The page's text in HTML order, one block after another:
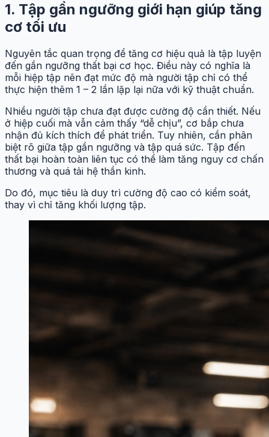
1. Tập gần ngưỡng giới hạn giúp tăng
cơ tối ưu
Nguyên tắc quan trọng để tăng cơ hiệu quả là tập luyện
đến gần ngưỡng thất bại cơ học. Điều này có nghĩa là
mỗi hiệp tập nên đạt mức độ mà người tập chỉ có thể
thực hiện thêm 1 – 2 lần lặp lại nữa với kỹ thuật chuẩn.
Nhiều người tập chưa đạt được cường độ cần thiết. Nếu
ở hiệp cuối mà vẫn cảm thấy “dễ chịu”, cơ bắp chưa
nhận đủ kích thích để phát triển. Tuy nhiên, cần phân
biệt rõ giữa tập gần ngưỡng và tập quá sức. Tập đến
thất bại hoàn toàn liên tục có thể làm tăng nguy cơ chấn
thương và quá tải hệ thần kinh.
Do đó, mục tiêu là duy trì cường độ cao có kiểm soát,
thay vì chỉ tăng khối lượng tập.